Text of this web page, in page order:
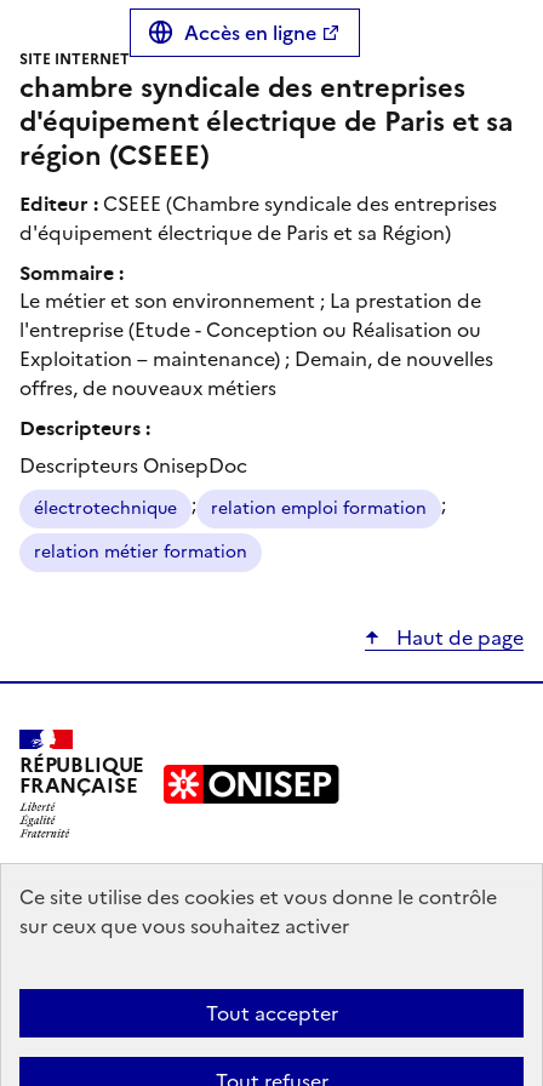
Ce site utilise des cookies et vous donne le contrôle
sur ceux que vous souhaitez activer
Tout accepter
Accès en ligne
SITE INTERNET
chambre syndicale des entreprises
d'équipement électrique de Paris et sa
région (CSEEE)
Editeur : CSEEE (Chambre syndicale des entreprises
d'équipement électrique de Paris et sa Région)
Sommaire :
Le métier et son environnement ; La prestation de
l'entreprise (Etude - Conception ou Réalisation ou
Exploitation – maintenance) ; Demain, de nouvelles
offres, de nouveaux métiers
Descripteurs :
Descripteurs OnisepDoc
électrotechnique ; relation emploi formation ;
relation métier formation
Haut de page
RÉPUBLIQUE
FRANÇAISE
education.gouv.fr
enseignementsup-recherche.gouv.fr